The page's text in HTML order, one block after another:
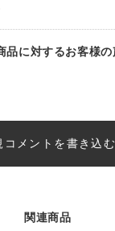
品に対するお客様の
コメントを書き込
関連商品